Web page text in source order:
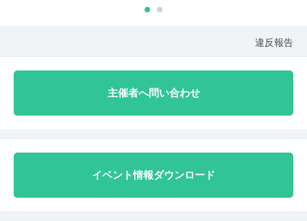
違反報告
主催者へ問い合わせ
イベント情報ダウンロード